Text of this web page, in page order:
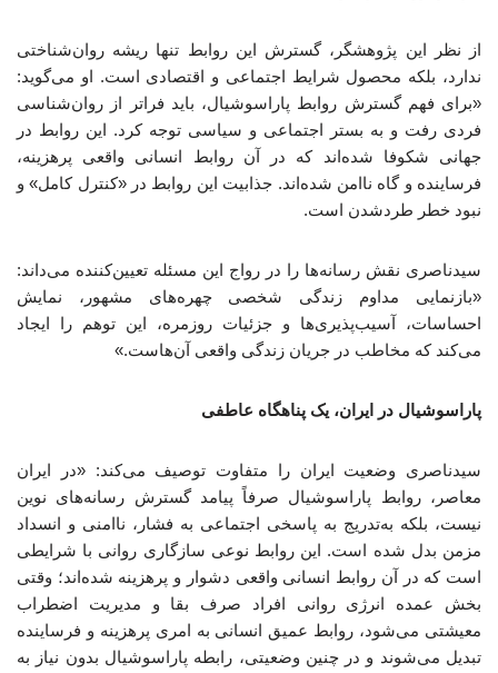
از نظر این پژوهشگر، گسترش این روابط تنها ریشه روان‌شناختی
ندارد، بلکه محصول شرایط اجتماعی و اقتصادی است. او می‌گوید:
«برای فهم گسترش روابط پاراسوشیال، باید فراتر از روان‌شناسی
فردی رفت و به بستر اجتماعی و سیاسی توجه کرد. این روابط در
جهانی شکوفا شده‌اند که در آن روابط انسانی واقعی پرهزینه،
فرساینده و گاه ناامن شده‌اند. جذابیت این روابط در «کنترل کامل» و
نبود خطر طردشدن است.
سیدناصری نقش رسانه‌ها را در رواج این مسئله تعیین‌کننده می‌داند:
«بازنمایی مداوم زندگی شخصی چهره‌های مشهور، نمایش
احساسات، آسیب‌پذیری‌ها و جزئیات روزمره، این توهم را ایجاد
می‌کند که مخاطب در جریان زندگی واقعی آن‌هاست.»
پاراسوشیال در ایران، یک پناهگاه عاطفی
سیدناصری وضعیت ایران را متفاوت توصیف می‌کند: «در ایران
معاصر، روابط پاراسوشیال صرفاً پیامد گسترش رسانه‌های نوین
نیست، بلکه به‌تدریج به پاسخی اجتماعی به فشار، ناامنی و انسداد
مزمن بدل شده است. این روابط نوعی سازگاری روانی با شرایطی
است که در آن روابط انسانی واقعی دشوار و پرهزینه شده‌اند؛ وقتی
بخش عمده انرژی روانی افراد صرف بقا و مدیریت اضطراب
معیشتی می‌شود، روابط عمیق انسانی به امری پرهزینه و فرساینده
تبدیل می‌شوند و در چنین وضعیتی، رابطه پاراسوشیال بدون نیاز به